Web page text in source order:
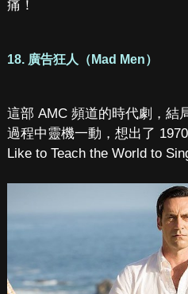
痛！
18. 廣告狂人（Mad Men）
這部 AMC 頻道的時代劇，結
過程中靈機一動，想出了
Like to Teach the World to